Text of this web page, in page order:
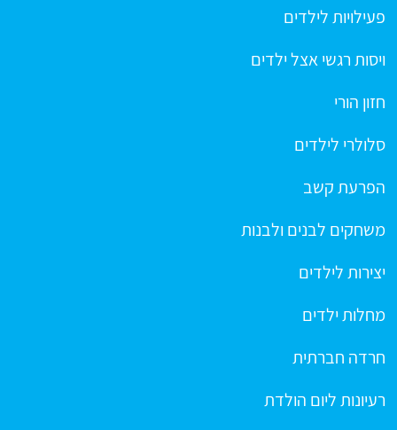
פעילויות לילדים
ויסות רגשי אצל ילדים
חזון הורי
סלולרי לילדים
הפרעת קשב
משחקים לבנים ולבנות
יצירות לילדים
מחלות ילדים
חרדה חברתית
רעיונות ליום הולדת